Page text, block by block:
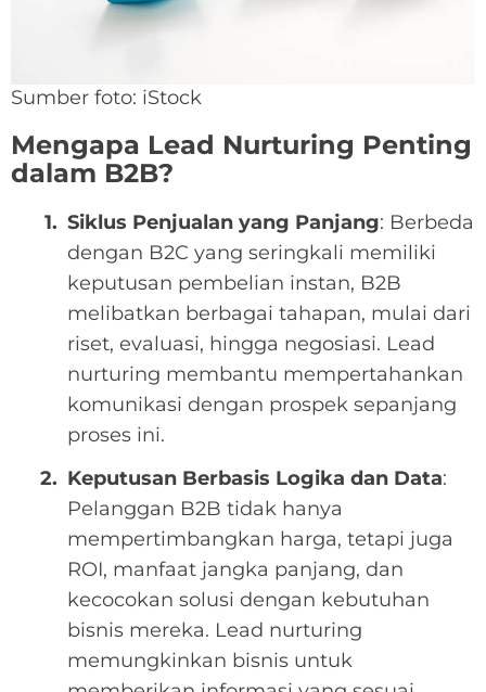
Sumber foto: iStock
Mengapa Lead Nurturing Penting
dalam B2B?
Siklus Penjualan yang Panjang: Berbeda
dengan B2C yang seringkali memiliki
keputusan pembelian instan, B2B
melibatkan berbagai tahapan, mulai dari
riset, evaluasi, hingga negosiasi. Lead
nurturing membantu mempertahankan
komunikasi dengan prospek sepanjang
proses ini.
Keputusan Berbasis Logika dan Data:
Pelanggan B2B tidak hanya
mempertimbangkan harga, tetapi juga
ROI, manfaat jangka panjang, dan
kecocokan solusi dengan kebutuhan
bisnis mereka. Lead nurturing
memungkinkan bisnis untuk